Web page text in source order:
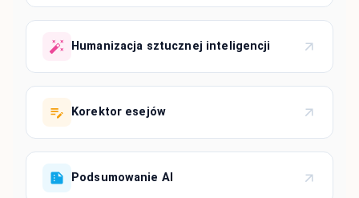
Humanizacja sztucznej inteligencji
Korektor esejów
Podsumowanie AI